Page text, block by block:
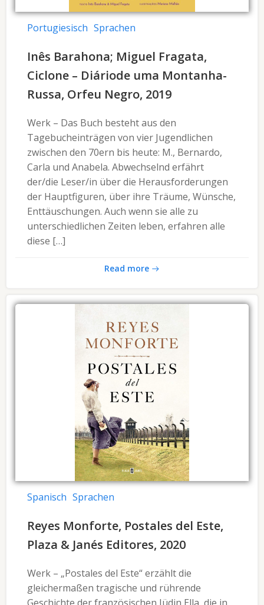
Portugiesisch Sprachen
Inês Barahona; Miguel Fragata,
Ciclone – Diáriode uma Montanha-
Russa, Orfeu Negro, 2019
Werk – Das Buch besteht aus den
Tagebucheinträgen von vier Jugendlichen
zwischen den 70ern bis heute: M., Bernardo,
Carla und Anabela. Abwechselnd erfährt
der/die Leser/in über die Herausforderungen
der Hauptfiguren, über ihre Träume, Wünsche,
Enttäuschungen. Auch wenn sie alle zu
unterschiedlichen Zeiten leben, erfahren alle
diese […]
Read more
Spanisch Sprachen
Reyes Monforte, Postales del Este,
Plaza & Janés Editores, 2020
Werk – „Postales del Este“ erzählt die
gleichermaßen tragische und rührende